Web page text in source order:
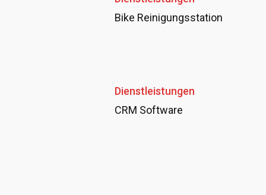
Bike Reinigungsstation
Dienstleistungen
CRM Software